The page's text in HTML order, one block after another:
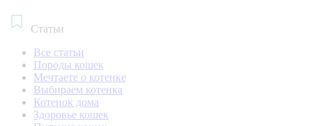
Статьи
Все статьи
Породы кошек
Мечтаете о котенке
Выбираем котенка
Котенок дома
Здоровье кошек